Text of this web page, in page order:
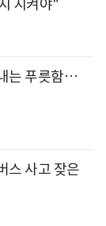
지켜야"
는 푸릇함…
스 사고 잦은